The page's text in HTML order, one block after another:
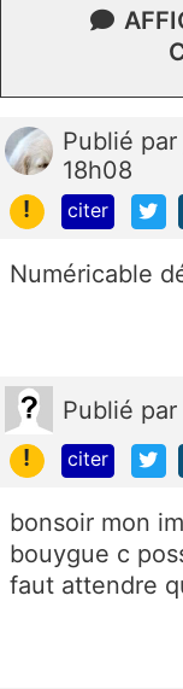
Publié par
18h08
!
citer
Numéricable
Publié par
!
citer
bonsoir mon
bouygue c
faut attendre